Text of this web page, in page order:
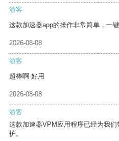
游客
这款加速器app的操作非常简单，一
2026-08-08
游客
超棒啊 好用
2026-08-08
游客
这款加速器VPM应用程序已经为我
护。